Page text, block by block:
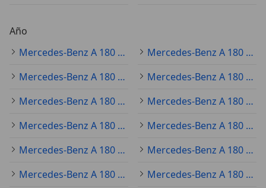
Año
Mercedes-Benz A 180 2019
Mercedes-Benz A 180 2020
Mercedes-Benz A 180 2021
Mercedes-Benz A 180 2022
Mercedes-Benz A 180 2025
Mercedes-Benz A 180 2018
Mercedes-Benz A 180 2024
Mercedes-Benz A 180 2023
Mercedes-Benz A 180 2014
Mercedes-Benz A 180 2015
Mercedes-Benz A 180 2017
Mercedes-Benz A 180 2016